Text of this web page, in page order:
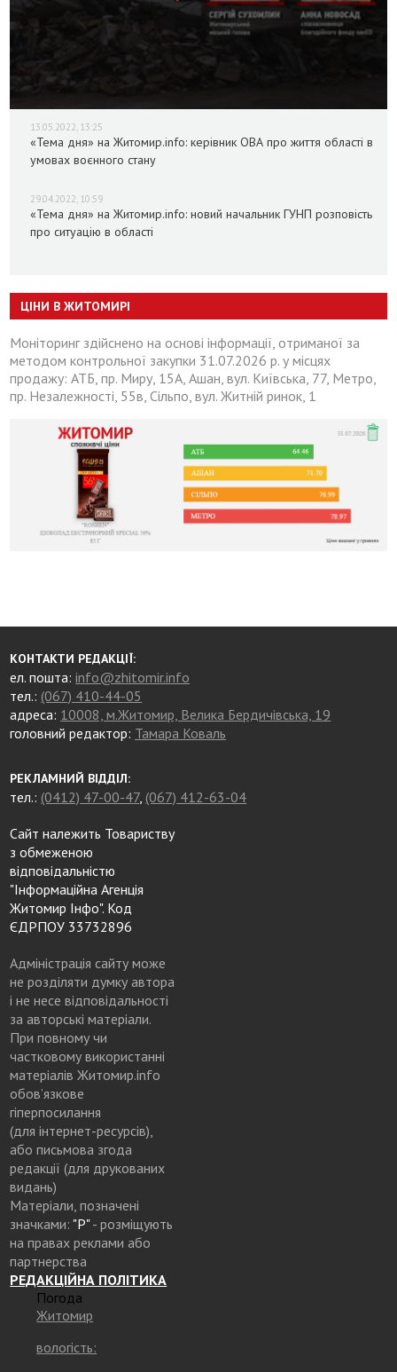
13.05.2022, 13:25
«Тема дня» на Житомир.info: керівник ОВА про життя області в
умовах воєнного стану
29.04.2022, 10:59
«Тема дня» на Житомир.info: новий начальник ГУНП розповість
про ситуацію в області
ЦІНИ В ЖИТОМИРІ
Моніторинг здійснено на основі інформації, отриманої за
методом контрольної закупки 31.07.2026 р. у місцях
продажу: АТБ, пр. Миру, 15А, Ашан, вул. Київська, 77, Метро,
пр. Незалежності, 55в, Сільпо, вул. Житній ринок, 1
КОНТАКТИ РЕДАКЦІЇ:
ел. пошта:info@zhitomir.info
тел.: (067) 410-44-05
адреса: 10008, м.Житомир, Велика Бердичівська, 19
головний редактор: Тамара Коваль
РЕКЛАМНИЙ ВІДДІЛ:
тел.: (0412) 47-00-47, (067) 412-63-04
Сайт належить Товариству
з обмеженою
відповідальністю
"Інформаційна Агенція
Житомир Інфо". Код
ЄДРПОУ 33732896
Адміністрація сайту може
не розділяти думку автора
і не несе відповідальності
за авторські матеріали.
При повному чи
частковому використанні
матеріалів Житомир.info
обов’язкове
гіперпосилання
(для інтернет-ресурсів),
або письмова згода
редакції (для друкованих
видань)
Матеріали, позначені
значками: "Р"- розміщують
на правах реклами або
партнерства
РЕДАКЦІЙНА ПОЛІТИКА
Погода
Житомир
вологість: